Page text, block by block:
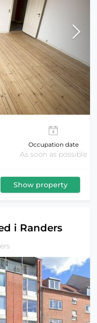
Occupation date
As soon as possible
Show property
i Randers